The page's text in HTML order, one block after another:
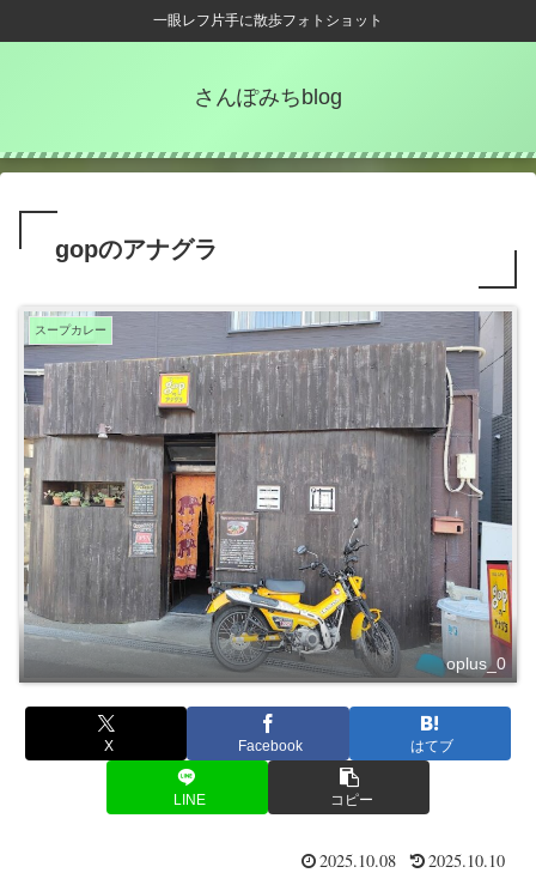
一眼レフ片手に散歩フォトショット
さんぽみちblog
gopのアナグラ
スープカレー
oplus_0
X Facebook はてブ
LINE コピー
2025.10.08 2025.10.10